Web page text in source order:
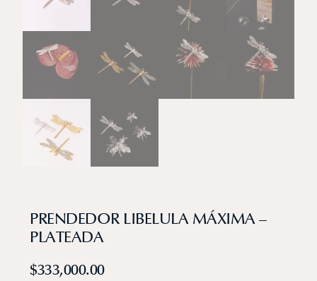
PRENDEDOR LIBELULA MÁXIMA –
PLATEADA
$333,000.00